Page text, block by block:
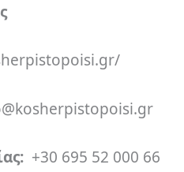
+30 695 52 000 66